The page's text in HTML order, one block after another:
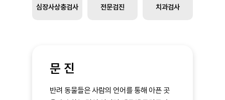
심장사상충검사 전문검진 치과검사
문 진
반려 동물들은 사람의 언어를 통해 아픈 곳